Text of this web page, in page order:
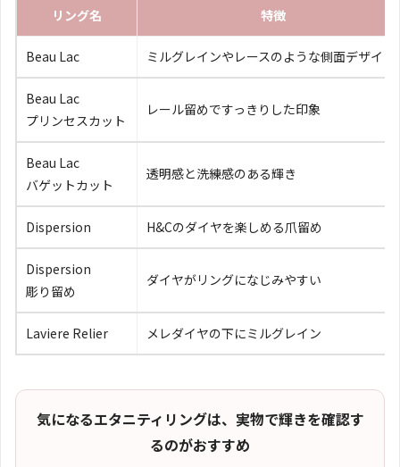
リング名 特徴
Beau Lac ミルグレインやレースのような側面デザイン
Beau Lac
プリンセスカット
レール留めですっきりした印象
Beau Lac
バゲットカット
透明感と洗練感のある輝き
Dispersion H&Cのダイヤを楽しめる爪留め
Dispersion
彫り留め
ダイヤがリングになじみやすい
Laviere Relier メレダイヤの下にミルグレイン
気になるエタニティリングは、実物で輝きを確認す
るのがおすすめ